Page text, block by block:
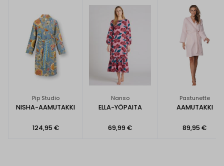
Pip Studio
NISHA-AAMUTAKKI
124,95 €
Nanso
ELLA-YÖPAITA
69,99 €
Pastunette
AAMUTAKKI
89,95 €